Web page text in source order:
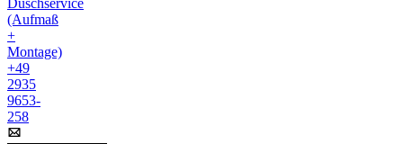
Duschservice
(Aufmaß
+
Montage)
+49
2935
9653-
258